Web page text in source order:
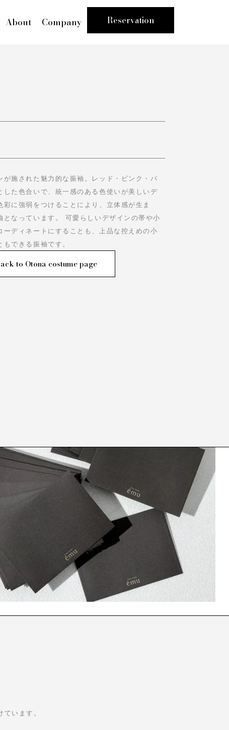
About Company Reservation
が施された魅力的な振袖。レッド・ピンク・パ
した色合いで、統一感のある色使いが美しいデ
に強弱をつけることにより、立体感が生ま
となっています。 可愛らしいデザインの帯や小
ーディネートにすることも、上品な控えめの小
できる振袖です。
to Otona costume page
います。